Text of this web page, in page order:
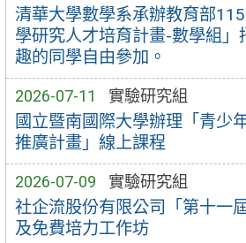
清華大學數學系承辦教育部
學研究人才培育計畫-數學組」
趣的同學自由參加。
2026-07-11 實驗研究組
國立暨南國際大學辦理「青少
推廣計畫」線上課程
2026-07-09 實驗研究組
社企流股份有限公司「第十一
及免費培力工作坊